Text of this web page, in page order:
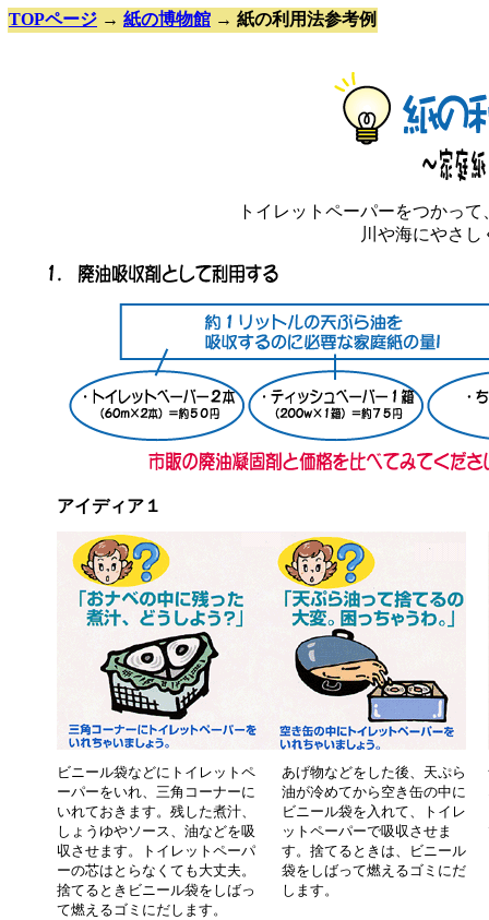
TOPページ → 紙の博物館 → 紙の利用法参考例
トイレットペーパーをつかっ
川や海にやさ
アイディア１
ビニール袋などにトイレットペ
ーパーをいれ、三角コーナーに
いれておきます。残した煮汁、
しょうゆやソース、油などを吸
収させます。トイレットペーパ
ーの芯はとらなくても大丈夫。
捨てるときビニール袋をしばっ
て燃えるゴミにだします。
あげ物などをした後、天ぷら
油が冷めてから空き缶の中に
ビニール袋を入れて、トイレ
ットペーパーで吸収させま
す。捨てるときは、ビニール
袋をしばって燃えるゴミにだ
します。